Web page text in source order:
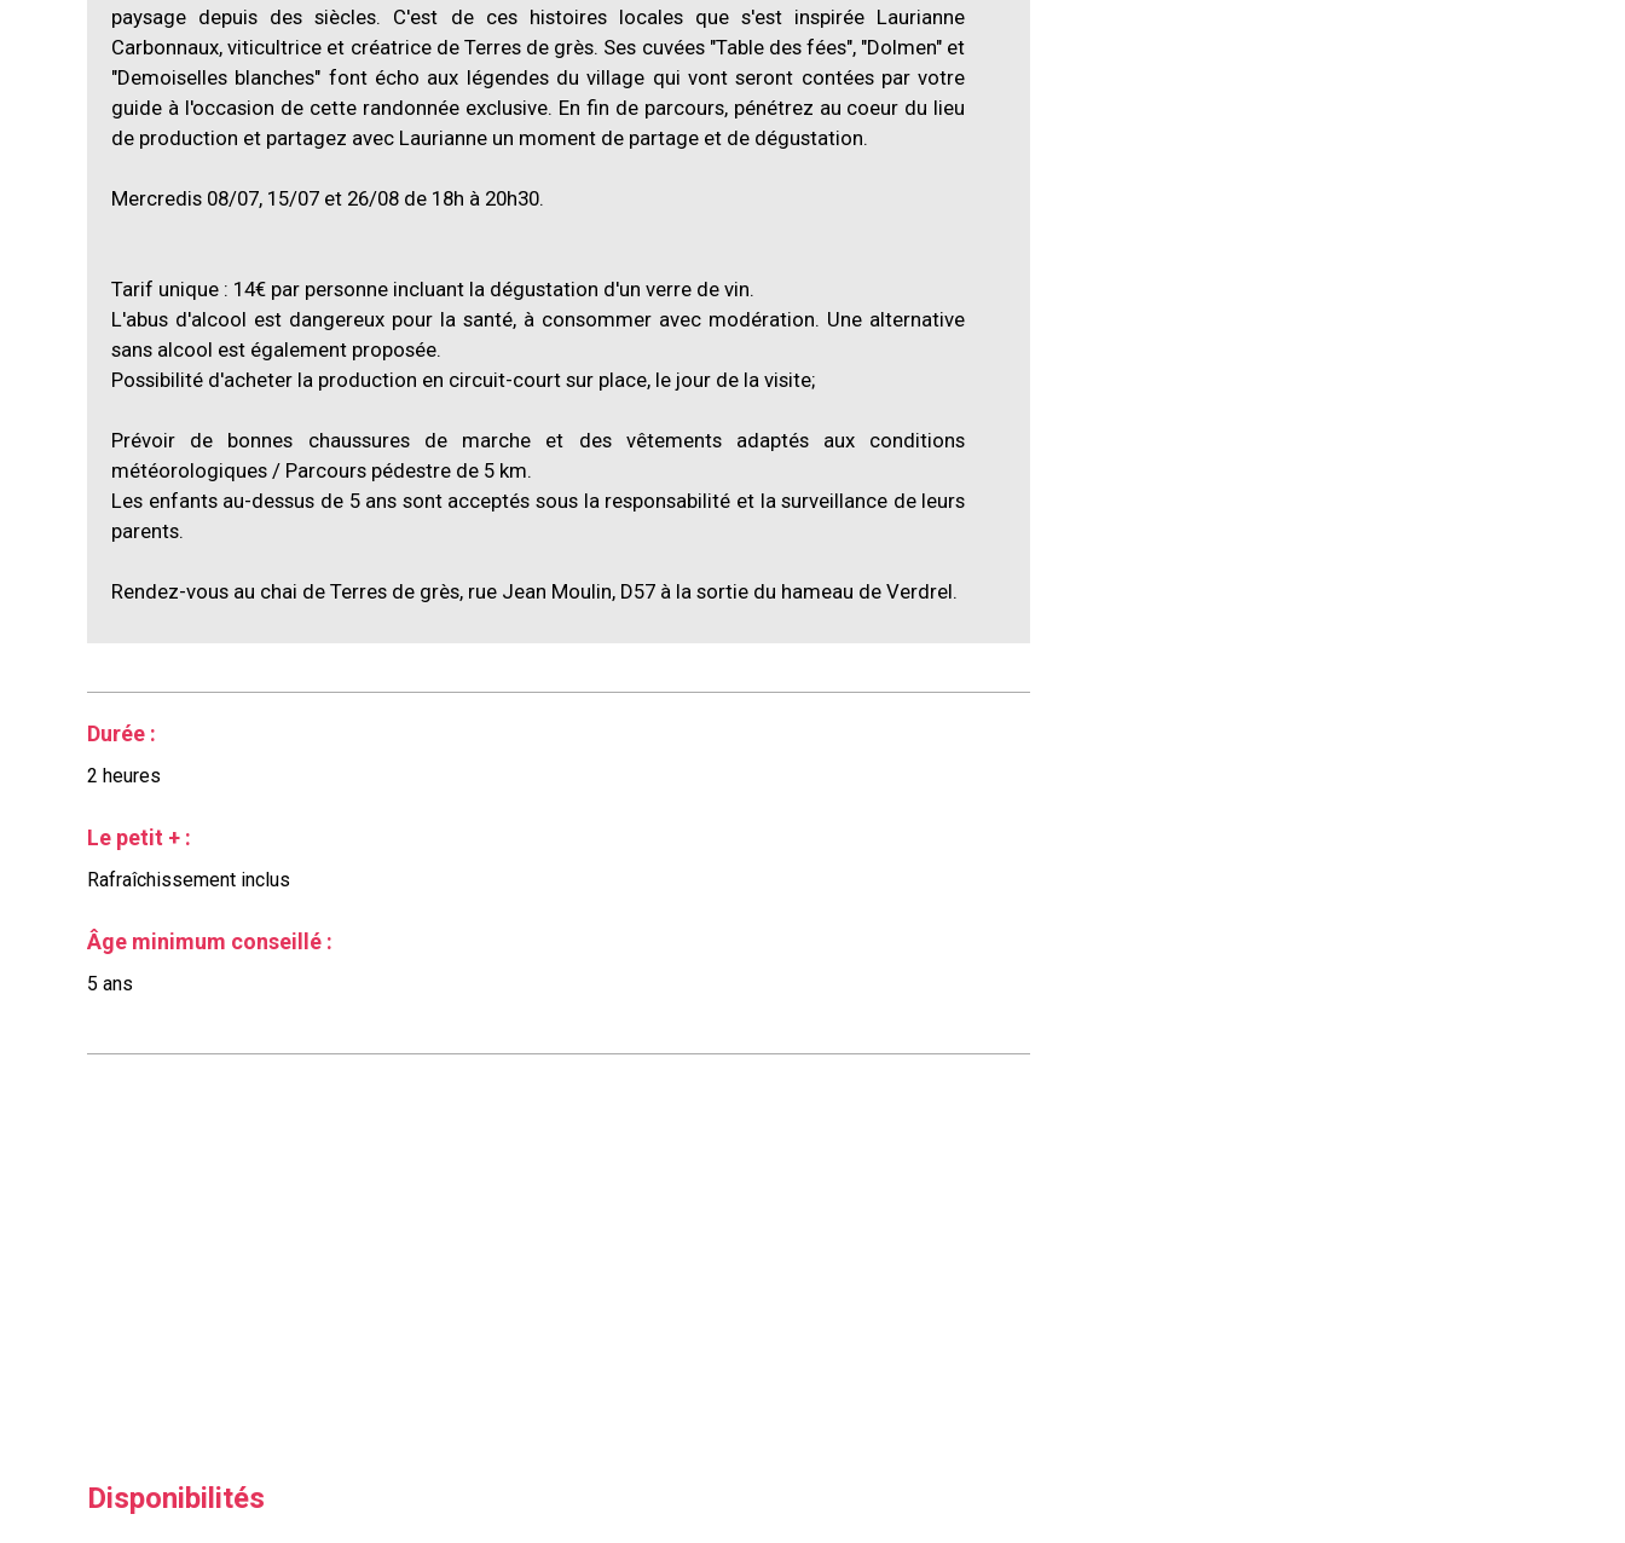
paysage depuis des siècles. C'est de ces histoires locales que s'est inspirée Laurianne
Carbonnaux, viticultrice et créatrice de Terres de grès. Ses cuvées "Table des fées", "Dolmen" et
"Demoiselles blanches" font écho aux légendes du village qui vont seront contées par votre
guide à l'occasion de cette randonnée exclusive. En fin de parcours, pénétrez au coeur du lieu
de production et partagez avec Laurianne un moment de partage et de dégustation.
Mercredis 08/07, 15/07 et 26/08 de 18h à 20h30.
Tarif unique : 14€ par personne incluant la dégustation d'un verre de vin.
L'abus d'alcool est dangereux pour la santé, à consommer avec modération. Une alternative
sans alcool est également proposée.
Possibilité d'acheter la production en circuit-court sur place, le jour de la visite;
Prévoir de bonnes chaussures de marche et des vêtements adaptés aux conditions
météorologiques / Parcours pédestre de 5 km.
Les enfants au-dessus de 5 ans sont acceptés sous la responsabilité et la surveillance de leurs
parents.
Rendez-vous au chai de Terres de grès, rue Jean Moulin, D57 à la sortie du hameau de Verdrel.
Durée :
2 heures
Le petit + :
Rafraîchissement inclus
Âge minimum conseillé :
5 ans
Disponibilités